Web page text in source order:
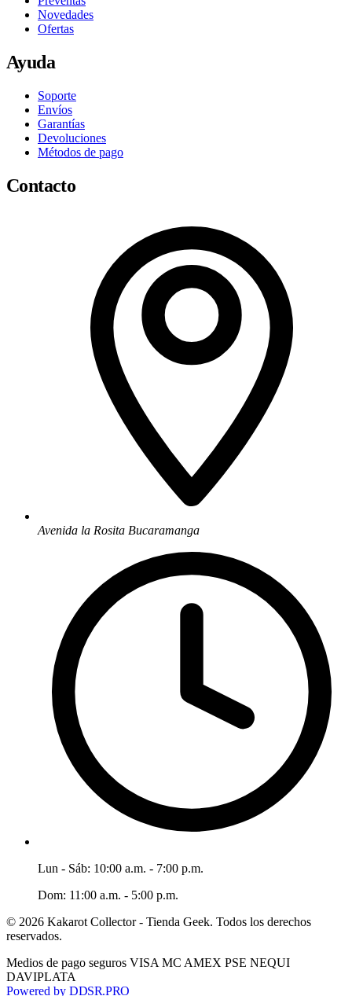
Novedades
Ofertas
Ayuda
Soporte
Envíos
Garantías
Devoluciones
Métodos de pago
Contacto
Avenida la Rosita Bucaramanga
Lun - Sáb: 10:00 a.m. - 7:00 p.m.
Dom: 11:00 a.m. - 5:00 p.m.
© 2026 Kakarot Collector - Tienda Geek. Todos los derechos
reservados.
Medios de pago seguros VISA MC AMEX PSE NEQUI
DAVIPLATA
Powered by DDSR.PRO